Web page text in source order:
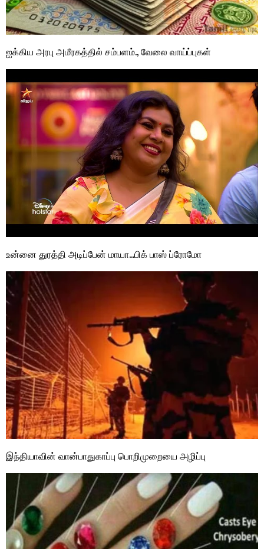
ஐக்கிய அரபு அமீரகத்தில் சம்பளம்., வேலை வாய்ப்புகள்
உன்னை துரத்தி அடிப்பேன் மாயா…பிக் பாஸ் ப்ரோமோ
இந்தியாவின் வான்பாதுகாப்பு பொறிமுறையை அழிப்பு